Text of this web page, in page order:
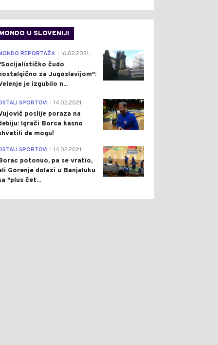
MONDO U SLOVENIJI
4
REPORTAŽA 16.02.2021.
čudo
za Jugoslavijom":
je izgubilo n...
1
SPORTOVI 14.02.2021.
poslije poraza na
Igrači Borca kasno
da mogu!
3
SPORTOVI 14.02.2021.
potonuo, pa se vratio,
Gorenje dolazi u Banjaluku
"plus čet...